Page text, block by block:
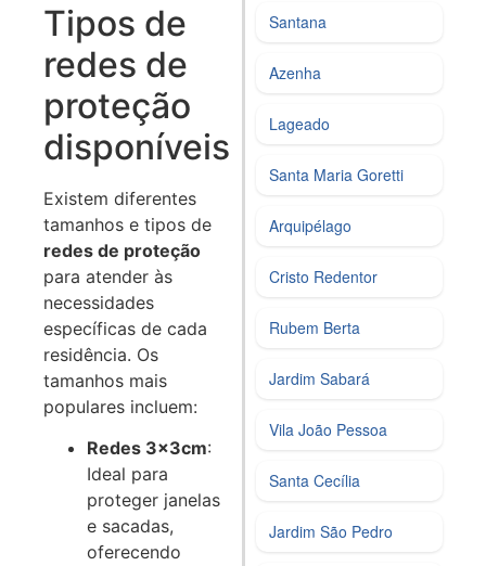
Tipos de
redes de
proteção
disponíveis
Existem diferentes
tamanhos e tipos de
redes de proteção
para atender às
necessidades
específicas de cada
residência. Os
tamanhos mais
populares incluem:
Redes 3x3cm:
Ideal para
proteger janelas
e sacadas,
oferecendo
Santana
Azenha
Lageado
Santa Maria Goretti
Arquipélago
Cristo Redentor
Rubem Berta
Jardim Sabará
Vila João Pessoa
Santa Cecília
Jardim São Pedro